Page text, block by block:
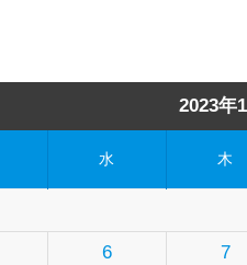
2023年
水 木
6 7